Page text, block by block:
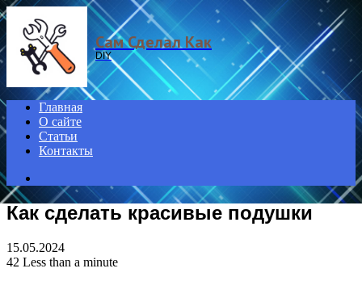
Menu
Сам Сделал Как
DIY
Главная
О сайте
Статьи
Контакты
Как сделать красивые подушки
15.05.2024
42 Less than a minute